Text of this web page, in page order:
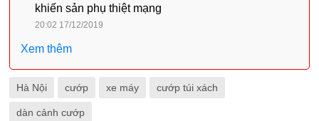
khiến sản phụ thiệt mạng
20:02 17/12/2019
Xem thêm
Hà Nội cướp xe máy cướp túi xách
dàn cảnh cướp